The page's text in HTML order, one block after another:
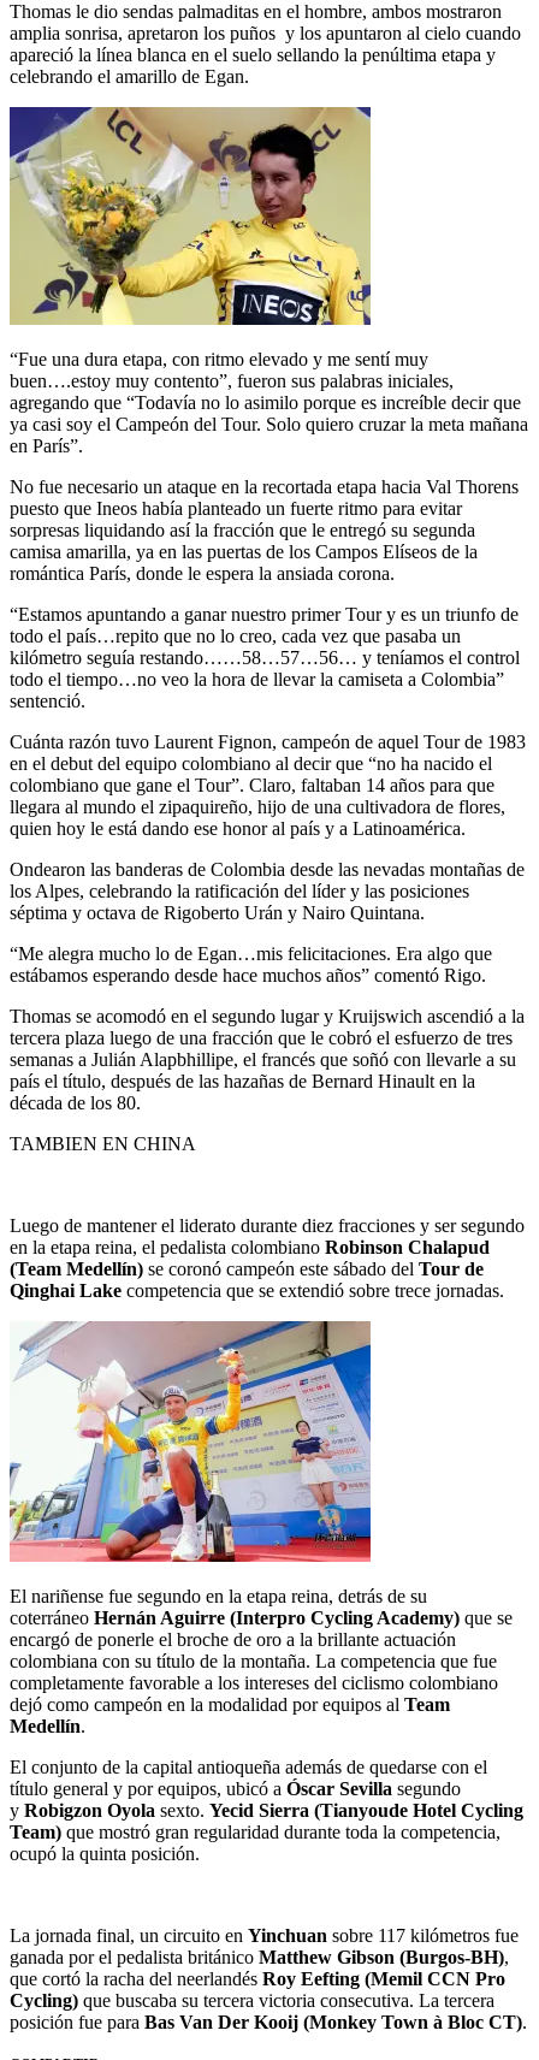
Thomas le dio sendas palmaditas en el hombre, ambos mostraron
amplia sonrisa, apretaron los puños y los apuntaron al cielo cuando
apareció la línea blanca en el suelo sellando la penúltima etapa y
celebrando el amarillo de Egan.
“Fue una dura etapa, con ritmo elevado y me sentí muy
buen….estoy muy contento”, fueron sus palabras iniciales,
agregando que “Todavía no lo asimilo porque es increíble decir que
ya casi soy el Campeón del Tour. Solo quiero cruzar la meta mañana
en París”.
No fue necesario un ataque en la recortada etapa hacia Val Thorens
puesto que Ineos había planteado un fuerte ritmo para evitar
sorpresas liquidando así la fracción que le entregó su segunda
camisa amarilla, ya en las puertas de los Campos Elíseos de la
romántica París, donde le espera la ansiada corona.
“Estamos apuntando a ganar nuestro primer Tour y es un triunfo de
todo el país…repito que no lo creo, cada vez que pasaba un
kilómetro seguía restando……58…57…56… y teníamos el control
todo el tiempo…no veo la hora de llevar la camiseta a Colombia”
sentenció.
Cuánta razón tuvo Laurent Fignon, campeón de aquel Tour de 1983
en el debut del equipo colombiano al decir que “no ha nacido el
colombiano que gane el Tour”. Claro, faltaban 14 años para que
llegara al mundo el zipaquireño, hijo de una cultivadora de flores,
quien hoy le está dando ese honor al país y a Latinoamérica.
Ondearon las banderas de Colombia desde las nevadas montañas de
los Alpes, celebrando la ratificación del líder y las posiciones
séptima y octava de Rigoberto Urán y Nairo Quintana.
“Me alegra mucho lo de Egan…mis felicitaciones. Era algo que
estábamos esperando desde hace muchos años” comentó Rigo.
Thomas se acomodó en el segundo lugar y Kruijswich ascendió a la
tercera plaza luego de una fracción que le cobró el esfuerzo de tres
semanas a Julián Alapbhillipe, el francés que soñó con llevarle a su
país el título, después de las hazañas de Bernard Hinault en la
década de los 80.
TAMBIEN EN CHINA
Luego de mantener el liderato durante diez fracciones y ser segundo
en la etapa reina, el pedalista colombiano Robinson Chalapud
(Team Medellín) se coronó campeón este sábado del Tour de
Qinghai Lake competencia que se extendió sobre trece jornadas.
El nariñense fue segundo en la etapa reina, detrás de su
coterráneo Hernán Aguirre (Interpro Cycling Academy) que se
encargó de ponerle el broche de oro a la brillante actuación
colombiana con su título de la montaña. La competencia que fue
completamente favorable a los intereses del ciclismo colombiano
dejó como campeón en la modalidad por equipos al Team
Medellín.
El conjunto de la capital antioqueña además de quedarse con el
título general y por equipos, ubicó a Óscar Sevilla segundo
y Robigzon Oyola sexto. Yecid Sierra (Tianyoude Hotel Cycling
Team) que mostró gran regularidad durante toda la competencia,
ocupó la quinta posición.
La jornada final, un circuito en Yinchuan sobre 117 kilómetros fue
ganada por el pedalista británico Matthew Gibson (Burgos-BH),
que cortó la racha del neerlandés Roy Eefting (Memil CCN Pro
Cycling) que buscaba su tercera victoria consecutiva. La tercera
posición fue para Bas Van Der Kooij (Monkey Town à Bloc CT).